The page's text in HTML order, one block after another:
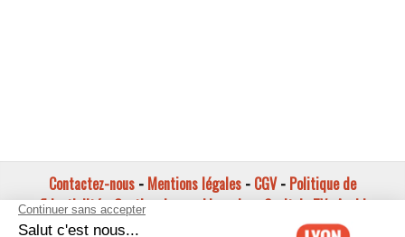
Contactez-nous - Mentions légales - CGV- Politique de
confidentialité-Gestion des cookies-Lyon Capitale TV-Archives